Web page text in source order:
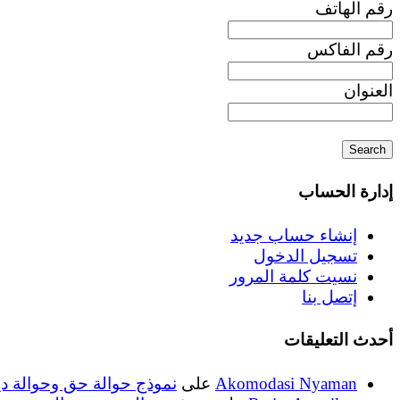
رقم الهاتف
رقم الفاكس
العنوان
إدارة الحساب
إنشاء حساب جديد
تسجيل الدخول
نسيت كلمة المرور
إتصل بنا
أحدث التعليقات
Akomodasi Nyaman على نموذج حوالة حق وحوالة